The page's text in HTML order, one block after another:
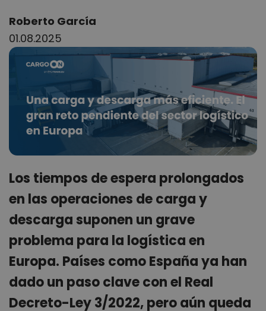
Author:
Roberto García
01.08.2025
Los tiempos de espera prolongados
en las operaciones de carga y
descarga suponen un grave
problema para la logística en
Europa. Países como España ya han
dado un paso clave con el Real
Decreto-Ley 3/2022, pero aún queda